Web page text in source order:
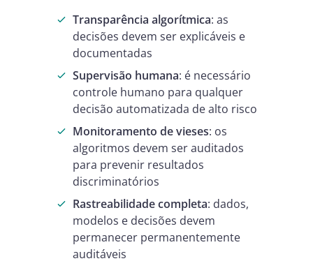
Transparência algorítmica: as
decisões devem ser explicáveis e
documentadas
Supervisão humana: é necessário
controle humano para qualquer
decisão automatizada de alto risco
Monitoramento de vieses: os
algoritmos devem ser auditados
para prevenir resultados
discriminatórios
Rastreabilidade completa: dados,
modelos e decisões devem
permanecer permanentemente
auditáveis